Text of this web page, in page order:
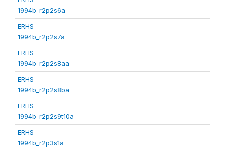
1994b_r2p2s6a
ERHS
1994b_r2p2s7a
ERHS
1994b_r2p2s8aa
ERHS
1994b_r2p2s8ba
ERHS
1994b_r2p2s9t10a
ERHS
1994b_r2p3s1a